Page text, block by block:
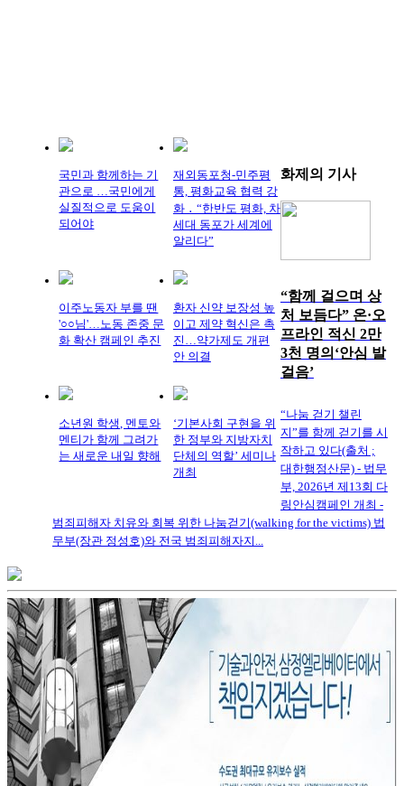
국민과 함께하는 기
관으로 …국민에게
실질적으로 도움이
되어야
재외동포청-민주평
통, 평화교육 협력 강
화 ․ “한반도 평화, 차
세대 동포가 세계에
알리다”
이주노동자 부를 땐
'○○님'…노동 존중 문
화 확산 캠페인 추진
환자 신약 보장성 높
이고 제약 혁신은 촉
진…약가제도 개편
안 의결
소년원 학생, 멘토와
멘티가 함께 그려가
는 새로운 내일 향해
‘기본사회 구현을 위
한 정부와 지방자치
단체의 역할’ 세미나
개최
화제의 기사
“함께 걸으며 상
처 보듬다” 온·오
프라인 적신 2만
3천 명의‘안심 발
걸음’
“나눔 걷기 챌린
지”를 함께 걷기를 시
작하고 있다(출처 ;
대한행정산문) - 법무
부, 2026년 제13회 다
링안심캠페인 개최 -
범죄피해자 치유와 회복 위한 나눔걷기(walking for the victims) 법
무부(장관 정성호)와 전국 범죄피해자지...